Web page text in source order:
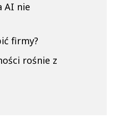
AI nie
firmy?
rośnie z